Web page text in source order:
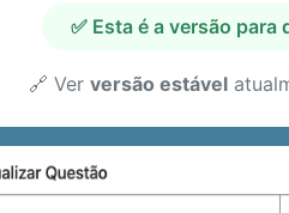
✅ Esta é a versão
🔗 Ver versão estável